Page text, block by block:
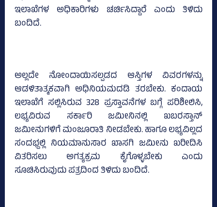
ಇಲಾಖೆಗಳ ಅಧಿಕಾರಿಗಳು ಚರ್ಚಿಸಿದ್ದಾರೆ ಎಂದು ತಿಳಿದು
ಬಂದಿದೆ.
ಅಲ್ಲದೇ ನೋಂದಾಯಿಸಲ್ಪಡದ ಆಸ್ತಿಗಳ ವಿವರಗಳನ್ನು
ಆಡಳಿತಾತ್ಮಕವಾಗಿ ಅಧಿನಿಯಮದಡಿ ತರಬೇಕು. ಕಂದಾಯ
ಇಲಾಖೆಗೆ ಸಲ್ಲಿಸಿರುವ 328 ಪ್ರಸ್ತಾವನೆಗಳ ಬಗ್ಗೆ ಪರಿಶೀಲಿಸಿ,
ಲಭ್ಯವಿರುವ ಸರ್ಕಾರಿ ಜಮೀನಿನಲ್ಲಿ ಖಬರಸ್ತಾನ್‌
ಜಮೀನುಗಳಿಗೆ ಮಂಜೂರಾತಿ ನೀಡಬೇಕು. ಹಾಗೂ ಲಭ್ಯವಿಲ್ಲದ
ಸಂದಭ್ದಲ್ಲಿ ನಿಯಮಾನುಸಾರ ಖಾಸಗಿ ಜಮೀನು ಖರೀದಿಸಿ
ವಿತರಿಸಲು ಅಗತ್ಯಕ್ರಮ ಕೈಗೊಳ್ಳಬೇಕು ಎಂದು
ಸೂಚಿಸಿರುವುದು ಪತ್ರದಿಂದ ತಿಳಿದು ಬಂದಿದೆ.